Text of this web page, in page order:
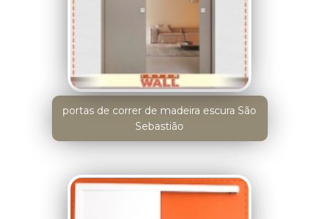
portas de correr de madeira escura São
Sebastião